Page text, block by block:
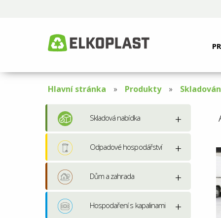
Hlavní stránka Produkty
Skladová nabídka
Odpadové hospodářství
Dům a zahrada
Hospodaření s kapalinami